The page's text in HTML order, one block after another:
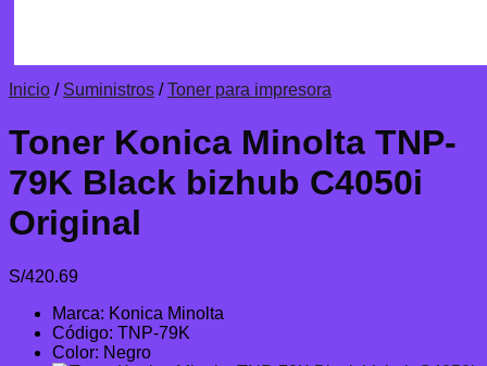
Inicio / Suministros / Toner para impresora
Toner Konica Minolta TNP-
79K Black bizhub C4050i
Original
S/420.69
Marca: Konica Minolta
Código: TNP-79K
Color: Negro